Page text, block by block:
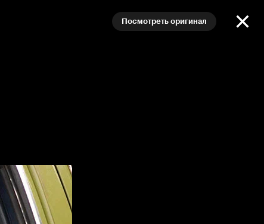
Посмотреть оригинал